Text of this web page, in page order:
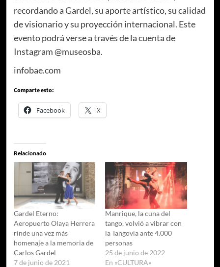
recordando a Gardel, su aporte artístico, su calidad
de visionario y su proyección internacional. Este
evento podrá verse a través de la cuenta de
Instagram @museosba.
infobae.com
Comparte esto:
Facebook X
Relacionado
Gardel Eterno:
Aeropuerto Olaya Herrera
rinde una vez más
homenaje a la memoria de
Carlos Gardel
7 de junio de 2021
Manrique, la cuna del
tango, volvió a vibrar con
la Tangovia ante 4.000
personas
25 de junio de 2022
En «CULTURA»